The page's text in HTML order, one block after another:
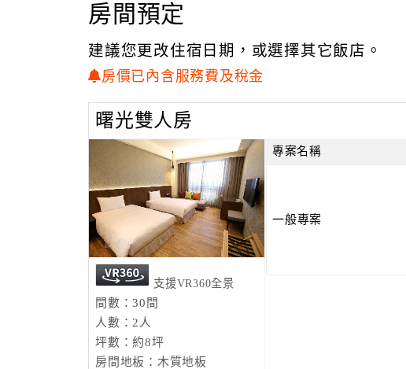
房間預定
建議您更改住宿日期，或選擇其它飯店。
房價已內含服務費及稅金
曙光雙人房
支援VR360全景
間數：30間
人數：2人
坪數：約8坪
房間地板：木質地板
專案名稱
一般專案